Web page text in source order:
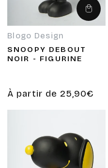
Choisir
des
Fournisseur :
Blogo Design
SNOOPY DEBOUT
NOIR - FIGURINE
Prix
habituel
À partir de 25,90€